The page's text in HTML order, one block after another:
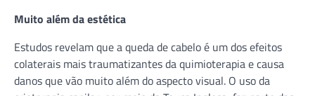
Muito além da estética
Estudos revelam que a queda de cabelo é um dos efeitos
colaterais mais traumatizantes da quimioterapia e causa
danos que vão muito além do aspecto visual. O uso da